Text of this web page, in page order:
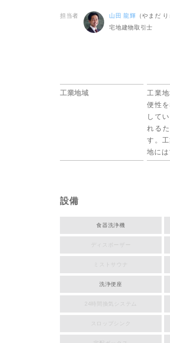
担当者 山田 龍輝 （やまだ り
宅地建物取引士
工業地域
工業
便性
して
れる
す。
地には
設備
食器洗浄機
ディスポーザー
ミストサウナ
洗浄便座
24時間換気システム
スロップシンク